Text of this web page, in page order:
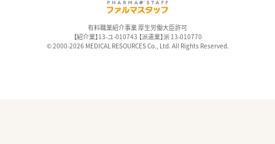
有料職業紹介事業 厚生労働大臣許可
【紹介業】13-ユ-010743 【派遣業】派 13-010770
© 2000-2026 MEDICAL RESOURCES Co., Ltd. All Rights Reserved.